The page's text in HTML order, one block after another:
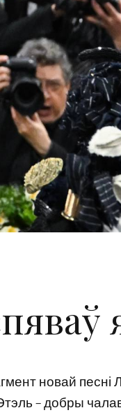
новай
– добры